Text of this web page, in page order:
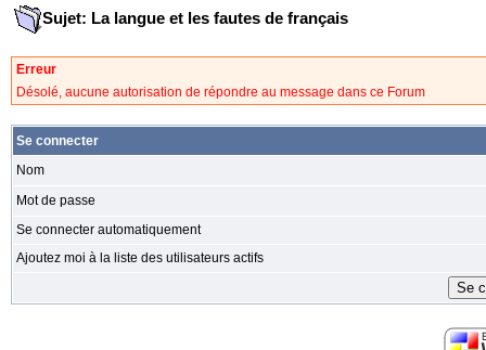
Sujet: La langue et les fautes de français
Erreur
Désolé, aucune autorisation de répondre au message dans ce Forum
Se connecter
Nom
Mot de passe
Se connecter automatiquement
Ajoutez moi à la liste des utilisateurs actifs